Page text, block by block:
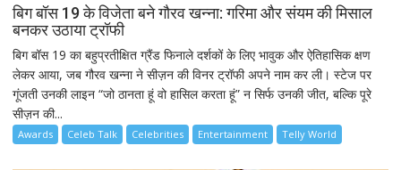
बिग बॉस 19 के विजेता बने गौरव खन्ना: गरिमा और संयम की मिसाल
बनकर उठाया ट्रॉफी
बिग बॉस 19 का बहुप्रतीक्षित ग्रैंड फिनाले दर्शकों के लिए भावुक और ऐतिहासिक क्षण
लेकर आया, जब गौरव खन्ना ने सीज़न की विनर ट्रॉफी अपने नाम कर ली। स्टेज पर
गूंजती उनकी लाइन “जो ठानता हूं वो हासिल करता हूं” न सिर्फ उनकी जीत, बल्कि पूरे
सीज़न की...
Awards Celeb Talk Celebrities Entertainment Telly World